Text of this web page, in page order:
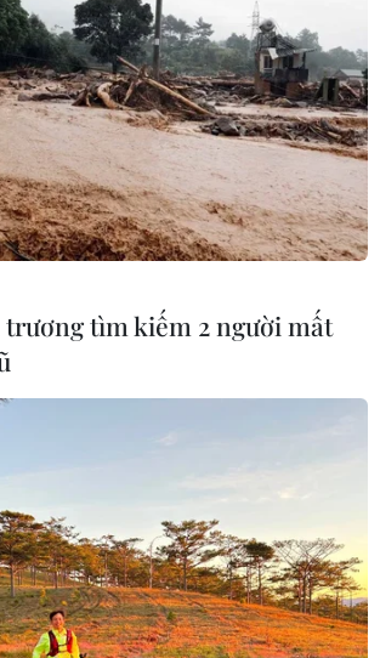
nhà sát vách
đốc công ty giải
bản quyền trên
dân Việt Nam bị
về nước
7 cơ sở nuôi lợn
chất cấm
trương tìm kiếm 2 người mất